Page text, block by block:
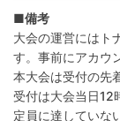
■備考
大会の運営にはト
す。事前にアカウ
本大会は受付の先
受付は大会当日12
定員に達していな